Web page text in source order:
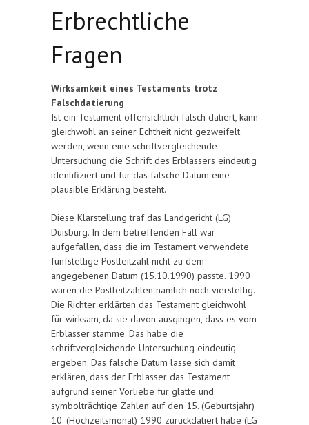
Erbrechtliche
Fragen
Wirksamkeit eines Testaments trotz
Falschdatierung
Ist ein Testament offensichtlich falsch datiert, kann
gleichwohl an seiner Echtheit nicht gezweifelt
werden, wenn eine schriftvergleichende
Untersuchung die Schrift des Erblassers eindeutig
identifiziert und für das falsche Datum eine
plausible Erklärung besteht.
Diese Klarstellung traf das Landgericht (LG)
Duisburg. In dem betreffenden Fall war
aufgefallen, dass die im Testament verwendete
fünfstellige Postleitzahl nicht zu dem
angegebenen Datum (15.10.1990) passte. 1990
waren die Postleitzahlen nämlich noch vierstellig.
Die Richter erklärten das Testament gleichwohl
für wirksam, da sie davon ausgingen, dass es vom
Erblasser stamme. Das habe die
schriftvergleichende Untersuchung eindeutig
ergeben. Das falsche Datum lasse sich damit
erklären, dass der Erblasser das Testament
aufgrund seiner Vorliebe für glatte und
symbolträchtige Zahlen auf den 15. (Geburtsjahr)
10. (Hochzeitsmonat) 1990 zurückdatiert habe (LG